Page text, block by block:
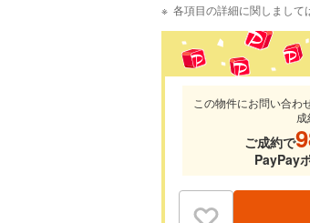
各項目の詳細に関しまして
この物件にお問い合わ
ご成約で
PayPay